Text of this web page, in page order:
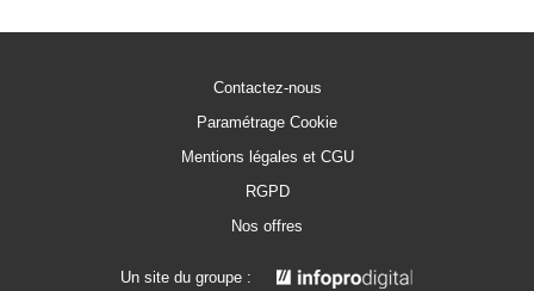
Contactez-nous
Paramétrage Cookie
Mentions légales et CGU
RGPD
Nos offres
Un site du groupe :